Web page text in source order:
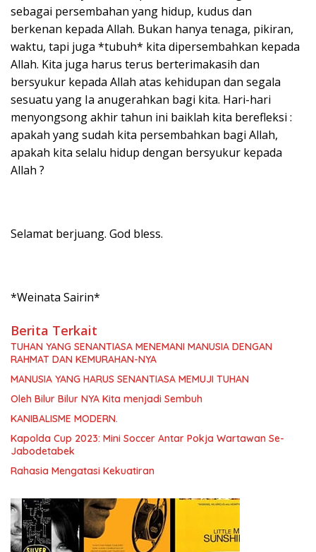
sebagai persembahan yang hidup, kudus dan
berkenan kepada Allah. Bukan hanya tenaga, pikiran,
waktu, tapi juga *tubuh* kita dipersembahkan kepada
Allah. Kita juga harus terus berterimakasih dan
bersyukur kepada Allah atas kehidupan dan segala
sesuatu yang Ia anugerahkan bagi kita. Hari-hari
menyongsong akhir tahun ini baiklah kita berefleksi :
apakah yang sudah kita persembahkan bagi Allah,
apakah kita selalu hidup dengan bersyukur kepada
Allah ?
Selamat berjuang. God bless.
*Weinata Sairin*
Berita Terkait
TUHAN YANG SENANTIASA MENEMANI MANUSIA DENGAN
RAHMAT DAN KEMURAHAN-NYA
MANUSIA YANG HARUS SENANTIASA MEMUJI TUHAN
Oleh Bilur Bilur NYA Kita menjadi Sembuh
KANIBALISME MODERN.
Kapolda Cup 2023: Mini Soccer Antar Pokja Wartawan Se-
Jabodetabek
Rahasia Mengatasi Kekuatiran